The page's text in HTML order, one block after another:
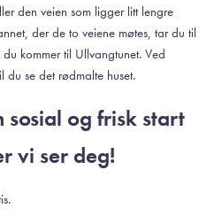
den veien som ligger litt lengre
der de to veiene møtes, tar du til
kommer til Ullvangtunet. Ved
du se det rødmalte huset.
sosial og frisk start
vi ser deg!